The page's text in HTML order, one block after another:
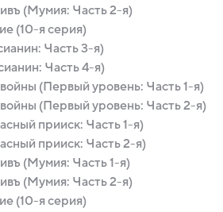
(Мумия: Часть 2-я)
(10-я серия)
Часть 3-я)
Часть 4-я)
(Первый уровень: Часть 1-я)
(Первый уровень: Часть 2-я)
прииск: Часть 1-я)
прииск: Часть 2-я)
(Мумия: Часть 1-я)
(Мумия: Часть 2-я)
(10-я серия)